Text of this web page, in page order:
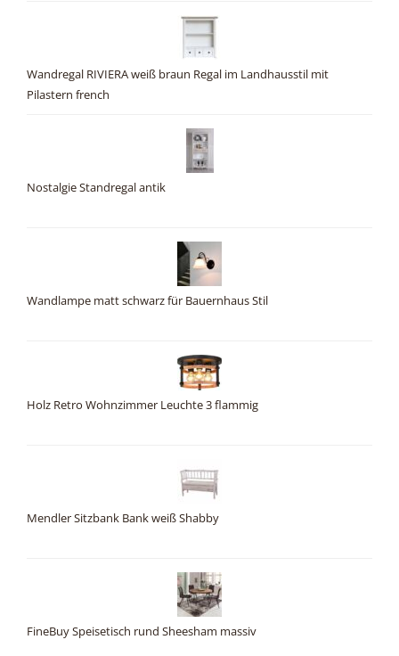
Wandregal RIVIERA weiß braun Regal im Landhausstil mit
Pilastern french
Nostalgie Standregal antik
Wandlampe matt schwarz für Bauernhaus Stil
Holz Retro Wohnzimmer Leuchte 3 flammig
Mendler Sitzbank Bank weiß Shabby
FineBuy Speisetisch rund Sheesham massiv